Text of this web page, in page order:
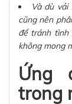
Và dù
cũng nên
để tránh tình
không mong
Ứng
trong